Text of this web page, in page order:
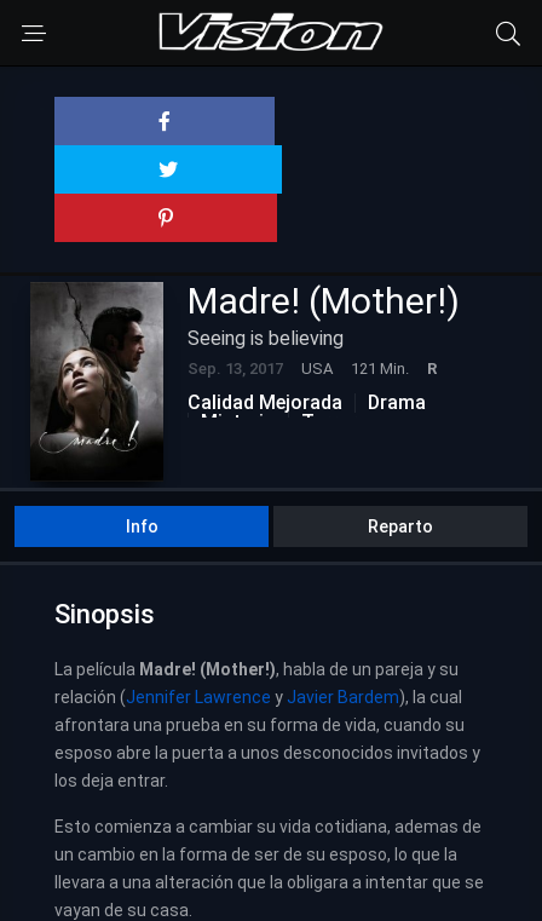
Madre! (Mother!)
Seeing is believing
Sep. 13, 2017 USA 121 Min. R
Calidad Mejorada
Drama
Misterio
Terror
Info Reparto
Sinopsis
La película Madre! (Mother!), habla de un pareja y su
relación (Jennifer Lawrence y Javier Bardem), la cual
afrontara una prueba en su forma de vida, cuando su
esposo abre la puerta a unos desconocidos invitados y
los deja entrar.
Esto comienza a cambiar su vida cotidiana, ademas de
un cambio en la forma de ser de su esposo, lo que la
llevara a una alteración que la obligara a intentar que se
vayan de su casa.